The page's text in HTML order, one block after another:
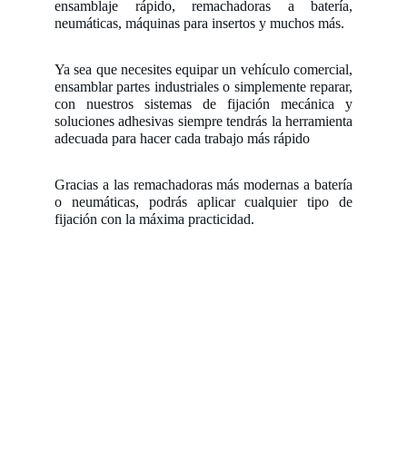
ensamblaje rápido, remachadoras a batería,
neumáticas, máquinas para insertos y muchos más.
Ya sea que necesites equipar un vehículo comercial,
ensamblar partes industriales o simplemente reparar,
con nuestros sistemas de fijación mecánica y
soluciones adhesivas siempre tendrás la herramienta
adecuada para hacer cada trabajo más rápido
Gracias a las remachadoras más modernas a batería
o neumáticas, podrás aplicar cualquier tipo de
fijación con la máxima practicidad.